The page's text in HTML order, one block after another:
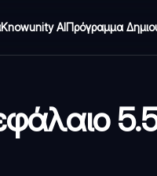
Knowunity AIΠρόγραμμα